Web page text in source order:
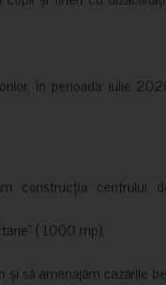
în perioada iulie
construcția centrului
( 1000 mp);
și să amenajăm cazările